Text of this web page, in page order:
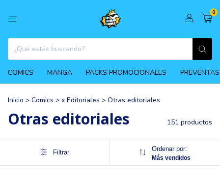
0
COMICS MANGA PACKS PROMOCIONALES PREVENTAS
Inicio > Comics > x Editoriales > Otras editoriales
Otras editoriales 151 productos
Filtrar Ordenar por:
Más vendidos